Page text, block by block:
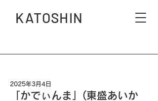
KATOSHIN
「かでぃんま」(東盛あいか
2025年3月4日